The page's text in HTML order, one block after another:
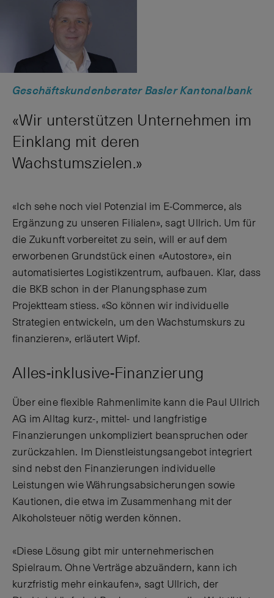
Geschäftskundenberater Basler Kantonalbank
«Wir unterstützen Unternehmen im
Einklang mit deren
Wachstumszielen.»
«Ich sehe noch viel Potenzial im E-Commerce, als
Ergänzung zu unseren Filialen», sagt Ullrich. Um für
die Zukunft vorbereitet zu sein, will er auf dem
erworbenen Grundstück einen «Autostore», ein
automatisiertes Logistikzentrum, aufbauen. Klar, dass
die BKB schon in der Planungsphase zum
Projektteam stiess. «So können wir individuelle
Strategien entwickeln, um den Wachstumskurs zu
finanzieren», erläutert Wipf.
Alles-inklusive-Finanzierung
Über eine flexible Rahmenlimite kann die Paul Ullrich
AG im Alltag kurz-, mittel- und langfristige
Finanzierungen unkompliziert beanspruchen oder
zurückzahlen. Im Dienstleistungsangebot integriert
sind nebst den Finanzierungen individuelle
Leistungen wie Währungsabsicherungen sowie
Kautionen, die etwa im Zusammenhang mit der
Alkoholsteuer nötig werden können.
«Diese Lösung gibt mir unternehmerischen
Spielraum. Ohne Verträge abzuändern, kann ich
kurzfristig mehr einkaufen», sagt Ullrich, der